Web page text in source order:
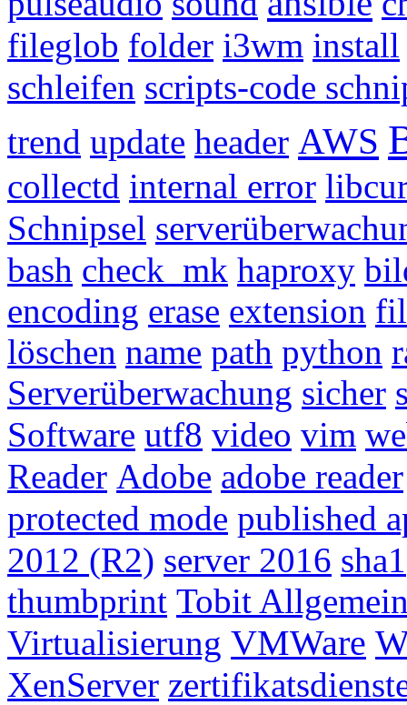
fileglob folder i3wm install
schleifen scripts-code
trend update header AWS
collectd internal error
Schnipsel
bash check_mk haproxy
encoding erase extension
löschen name path python
Serverüberwachung sicher
Software utf8 video vim
Reader Adobe adobe reader
protected mode published
2012 (R2) server 2016 sha1
thumbprint Tobit
Virtualisierung VMWare
XenServer